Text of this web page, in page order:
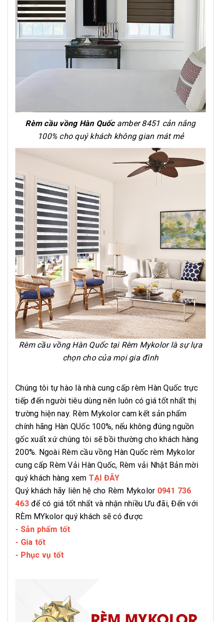
Rèm cầu vồng Hàn Quốcamber 8451 cản nắng
100% cho quý khách không gian mát mẻ
Rèm cầu vồng Hàn Quốc tại Rèm Mykolor là sự lựa
chọn cho của mọi gia đình
Chúng tôi tự hào là nhà cung cấp rèm Hàn Quốc trực
tiếp đến người tiêu dùng nên luôn có giá tốt nhất thị
trường hiện nay. Rèm Mykolor cam kết sản phẩm
chính hãng Hàn QUốc 100%, nếu không đúng nguồn
gốc xuất xứ chúng tôi sẽ bồi thường cho khách hàng
200%. Ngoài Rèm cầu vồng Hàn Quốc rèm Mykolor
cung cấp Rèm Vải Hàn Quốc, Rèm vải Nhật Bản mời
quý khách hàng xem TẠI ĐÂY
Quý khách hãy liên hệ cho Rèm Mykolor 0941 736
463để có giá tốt nhất và nhận nhiều Ưu đãi, Đến với
RÈm MYkolor quý khách sẽ có được
- Sản phẩm tốt
- Gia tốt
- Phục vụ tốt